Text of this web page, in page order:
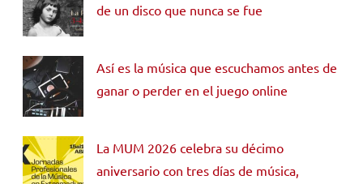
de un disco que nunca se fue
Así es la música que escuchamos antes de
ganar o perder en el juego online
La MUM 2026 celebra su décimo
aniversario con tres días de música,